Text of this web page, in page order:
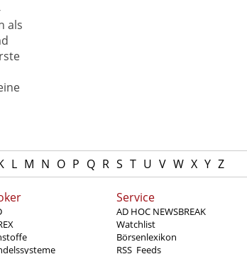
als
L M N O P Q R S T U V W X Y Z
Service
AD HOC NEWSBREAK
Watchlist
Börsenlexikon
RSS_Feeds